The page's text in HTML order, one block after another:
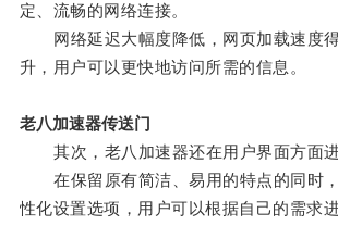
定、流畅的网络连接。
网络延迟大幅度降低，网页加载速度
升，用户可以更快地访问所需的信息。
老八加速器传送门
其次，老八加速器还在用户界面方面进
在保留原有简洁、易用的特点的同时
性化设置选项，用户可以根据自己的需求